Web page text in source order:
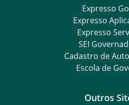
Expresso
Expresso
Expresso
SEI
Cadastro de
Escola de
Outros